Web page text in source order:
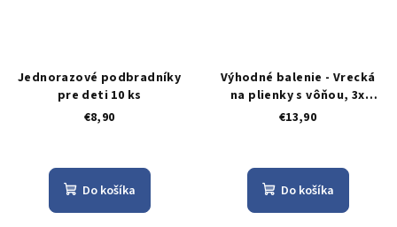
Jednorazové podbradníky
pre deti 10 ks
€8,90
Do košíka
Výhodné balenie - Vrecká
na plienky s vôňou, 3x
100ks v bal.
€13,90
Do košíka